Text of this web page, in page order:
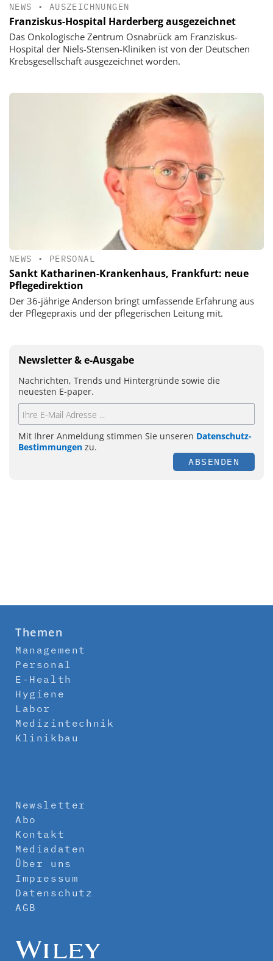
NEWS • AUSZEICHNUNGEN
Franziskus-Hospital Harderberg ausgezeichnet
Das Onkologische Zentrum Osnabrück am Franziskus-
Hospital der Niels-Stensen-Kliniken ist von der Deutschen
Krebsgesellschaft ausgezeichnet worden.
NEWS • PERSONAL
Sankt Katharinen-Krankenhaus, Frankfurt: neue
Pflegedirektion
Der 36-jährige Anderson bringt umfassende Erfahrung aus
der Pflegepraxis und der pflegerischen Leitung mit.
Newsletter & e-Ausgabe
Nachrichten, Trends und Hintergründe sowie die
neuesten E-paper.
Mit Ihrer Anmeldung stimmen Sie unseren Datenschutz-
Bestimmungen zu.
ABSENDEN
Themen
Management
Personal
E-Health
Hygiene
Labor
Medizintechnik
Klinikbau
Newsletter
Abo
Kontakt
Mediadaten
Über uns
Impressum
Datenschutz
AGB